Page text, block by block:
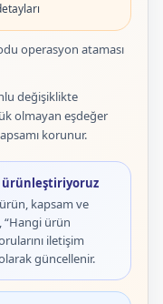
operasyon ataması
değişiklikte
olmayan eşdeğer
korunur.
ürünleştiriyoruz
kapsam ve
“Hangi ürün
iletişim
güncellenir.